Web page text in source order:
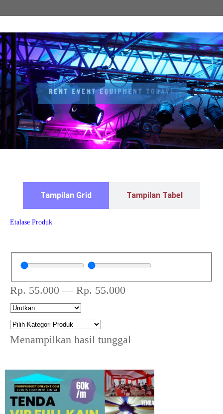
Tampilan Grid Tampilan Tabel
Etalase Produk
Rp. 55.000 — Rp. 55.000
Menampilkan hasil tunggal